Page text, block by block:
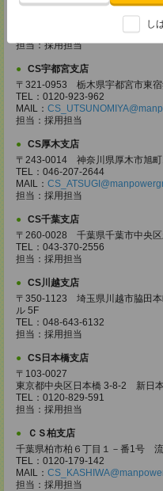
し
〒370-0831 群馬県高崎市あら
担当：採用担当
CS宇都宮支店
〒321-0953 栃木県宇都宮市東
TEL：0120-923-962
MAIL：
担当：採用担当
CS厚木支店
〒243-0014 神奈川県厚木市旭
TEL：046-207-2644
MAIL：
担当：採用担当
CS千葉支店
〒260-0028 千葉県千葉市中央
TEL：043-370-2556
担当：採用担当
CS川越支店
〒350-1123 埼玉県川越市脇田
ル 5F
TEL：048-643-6132
担当：採用担当
CS日本橋支店
〒103-0027
東京都中央区日本橋 3-8-2 新日
TEL：0120-829-591
担当：採用担当
ＣＳ柏支店
千葉県柏市柏６丁目１－番1号
TEL：0120-179-142
MAIL：
担当：採用担当